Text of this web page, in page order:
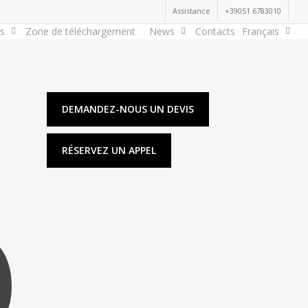
Assistance +39051 6783010
Zone de téléchargement News Contacts Français
DEMANDEZ-NOUS UN DEVIS
RÉSERVEZ UN APPEL